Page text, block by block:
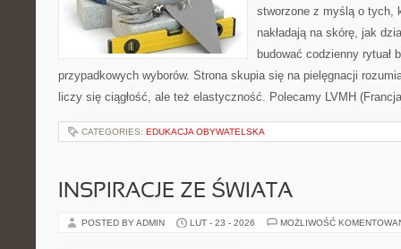
stworzone z myślą o tych,
nakładają na skórę, jak
budować codzienny rytuał
przypadkowych wyborów. Strona skupia się na pielęgnacji
liczy się ciągłość, ale też elastyczność. Polecamy LVMH
CATEGORIES: EDUKACJA OBYWATELSKA
INSPIRACJE ZE ŚWIATA
POSTED BY ADMIN LUT - 23 - 2026 MOŻLIWOŚĆ